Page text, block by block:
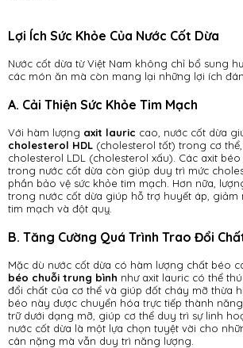
Lợi Ích Sức Khỏe Của Nước Cốt Dừa
Nước cốt dừa từ Việt Nam không chỉ bổ sung
các món ăn mà còn mang lại những lợi ích
A. Cải Thiện Sức Khỏe Tim Mạch
Với hàm lượng axit lauric cao, nước cốt dừa
cholesterol HDL (cholesterol tốt) trong cơ
cholesterol LDL (cholesterol xấu). Các axit
trong nước cốt dừa còn giúp duy trì mức
phần bảo vệ sức khỏe tim mạch. Hơn nữa,
trong nước cốt dừa giúp hỗ trợ huyết áp, giảm
tim mạch và đột quỵ.
B. Tăng Cường Quá Trình Trao Đổi
Mặc dù nước cốt dừa có hàm lượng chất béo
béo chuỗi trung bình như axit lauric có thể
đổi chất của cơ thể và giúp đốt cháy mỡ thừa
béo này được chuyển hóa trực tiếp thành
trữ dưới dạng mỡ, giúp cơ thể duy trì sự linh
nước cốt dừa là một lựa chọn tuyệt vời cho
cân nặng mà vẫn duy trì năng lượng.